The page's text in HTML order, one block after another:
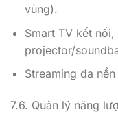
vùng).
Smart TV kết
projector/
Streaming đa
7.6. Quản lý năng